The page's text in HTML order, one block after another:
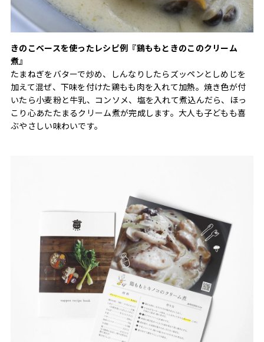
きのこベースを使ったレシピ例『鷄ももときのこのクリーム
煮』
たまねぎをバターで炒め、しんなりしたらズッペンとしめじを
加えて混ぜ、下味を付けた鶏もも肉を入れて加熱。焼き色が付
いたら小麦粉と牛乳、コンソメ、塩を入れて煮込んだら、ほっ
こり心あたたまるクリーム煮が完成します。大人も子どもも喜
ぶやさしい味わいです。